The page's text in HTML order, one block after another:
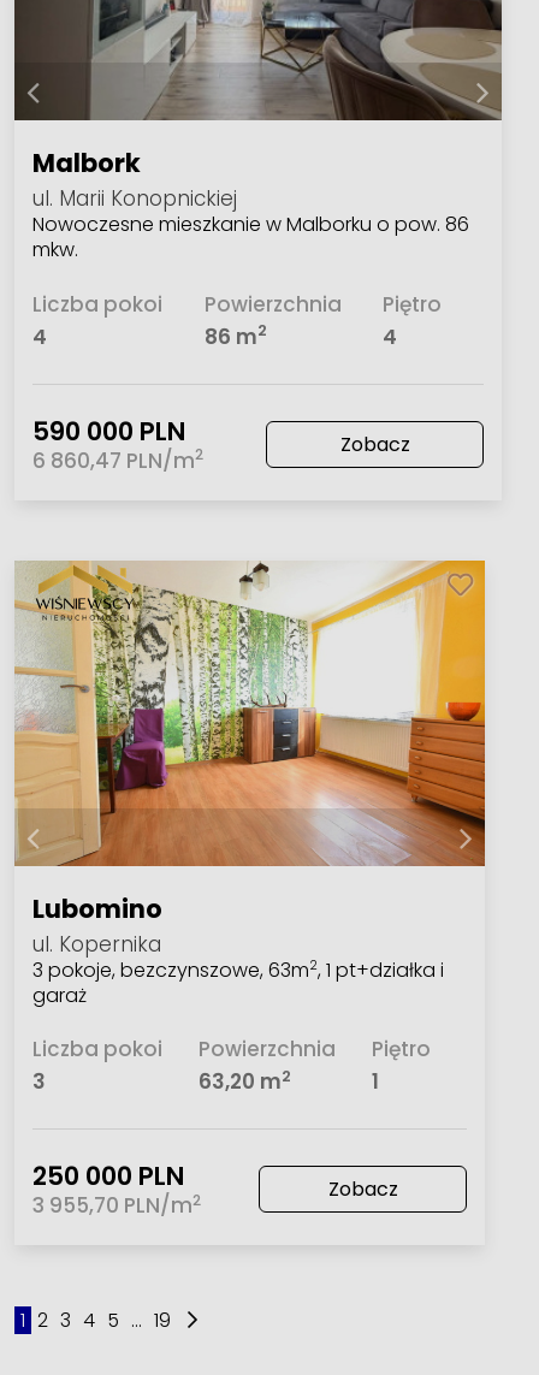
Malbork
ul. Marii Konopnickiej
Nowoczesne mieszkanie w Malborku o pow. 86
mkw.
Liczba pokoi
4
Powierzchnia
86 m2
Piętro
4
590 000 PLN
6 860,47 PLN/m2 Zobacz
Lubomino
ul. Kopernika
3 pokoje, bezczynszowe, 63m2, 1 pt+działka i
garaż
Liczba pokoi
3
Powierzchnia
63,20 m2
Piętro
1
250 000 PLN
3 955,70 PLN/m2 Zobacz
1 2 3 4 5 ... 19